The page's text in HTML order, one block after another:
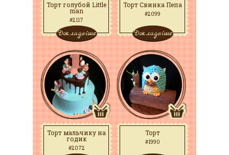
Торт голубой Little
man
#2117
Докладніше
Торт Свинка Пепа
#2099
Докладніше
Торт мальчику на
годик
#2072
Торт
#1990